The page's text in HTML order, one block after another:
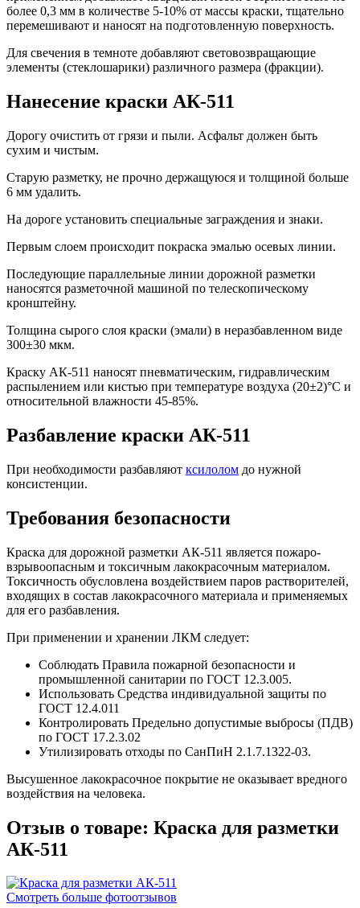
более 0,3 мм в количестве 5-10% от массы краски, тщательно
перемешивают и наносят на подготовленную поверхность.
Для свечения в темноте добавляют световозвращающие
элементы (стеклошарики) различного размера (фракции).
Нанесение краски АК-511
Дорогу очистить от грязи и пыли. Асфальт должен быть
сухим и чистым.
Старую разметку, не прочно держащуюся и толщиной больше
6 мм удалить.
На дороге установить специальные заграждения и знаки.
Первым слоем происходит покраска эмалью осевых линии.
Последующие параллельные линии дорожной разметки
наносятся разметочной машиной по телескопическому
кронштейну.
Толщина сырого слоя краски (эмали) в неразбавленном виде
300±30 мкм.
Краску АК-511 наносят пневматическим, гидравлическим
распылением или кистью при температуре воздуха (20±2)°С и
относительной влажности 45-85%.
Разбавление краски АК-511
При необходимости разбавляют ксилолом до нужной
консистенции.
Требования безопасности
Краска для дорожной разметки АК-511 является пожаро-
взрывоопасным и токсичным лакокрасочным материалом.
Токсичность обусловлена воздействием паров растворителей,
входящих в состав лакокрасочного материала и применяемых
для его разбавления.
При применении и хранении ЛКМ следует:
Соблюдать Правила пожарной безопасности и
промышленной санитарии по ГОСТ 12.3.005.
Использовать Средства индивидуальной защиты по
ГОСТ 12.4.011
Контролировать Предельно допустимые выбросы (ПДВ)
по ГОСТ 17.2.3.02
Утилизировать отходы по СанПиН 2.1.7.1322-03.
Высушенное лакокрасочное покрытие не оказывает вредного
воздействия на человека.
Отзыв о товаре: Краска для разметки
АК-511
Смотреть больше фотоотзывов